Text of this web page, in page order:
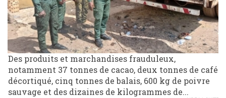
Des produits et marchandises frauduleux,
notamment 37 tonnes de cacao, deux tonnes de café
décortiqué, cinq tonnes de balais, 600 kg de poivre
sauvage et des dizaines de kilogrammes de...